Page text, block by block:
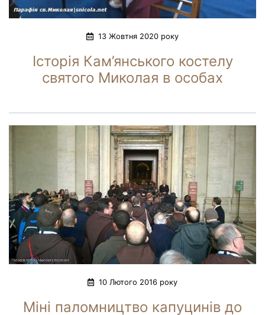
13 Жовтня 2020 року
Історія Кам’янського костелу
святого Миколая в особах
10 Лютого 2016 року
Міні паломництво капуцинів до